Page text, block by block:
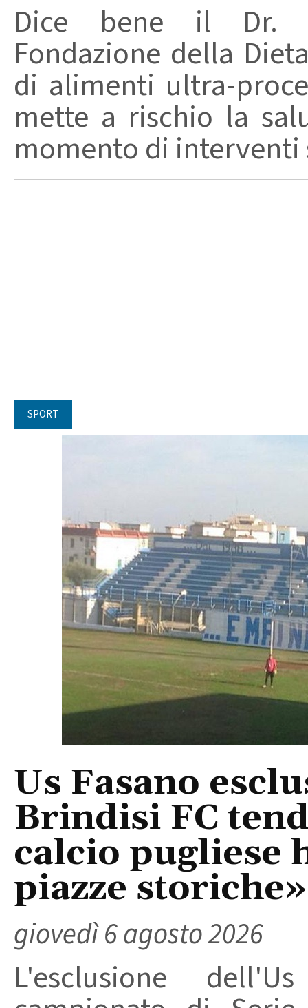
Dice bene il Dr.
Fondazione della
di alimenti ultra-
mette a rischio la
momento di
SPORT
Us Fasano
Brindisi FC
calcio pugliese
piazze storiche»
giovedì 6 agosto 2026
L'esclusione